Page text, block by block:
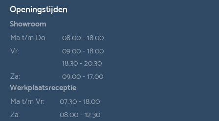
Openingstijden
Showroom
Ma t/m Do:
08.00 - 18.00
Vr:
09.00 - 18.00
18.30 - 20.30
Za:
09.00 - 17.00
Werkplaatsreceptie
Ma t/m Vr:
07.30 - 18.00
Za:
08.00 - 12.30